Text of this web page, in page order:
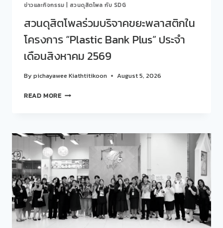
ONE
LAB“
ครั้ง
ที่
435(29)
EP.
THE
LINE:
สร้าง
พื้นที่
ปลอดภัย
สำหรับ
เด็ก
โดย
โรงเรียน
กฎหมาย
และ
ข่าวและกิจกรรม สวนดุสิตโพล กับ SDG
สวนดุสิตโพลร่วมบริจาคขยะพลาสติกใน
โครงการ “Plastic Bank Plus” ประจำ
เดือนสิงหาคม 2569
Bypichayawee Kiathtitikoon August 5, 2026
READ MOREสวน
ล
ร่วม
บริจาค
ขยะ
พลาสติก
ใน
โครงการ
“PLASTIC
BANK
PLUS”